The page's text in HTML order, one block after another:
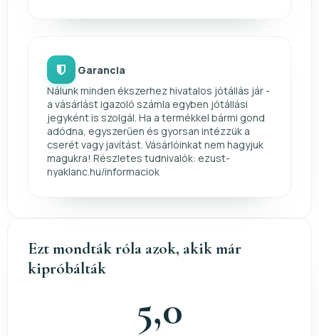
Garancia
Nálunk minden ékszerhez hivatalos jótállás jár -
a vásárlást igazoló számla egyben jótállási
jegyként is szolgál. Ha a termékkel bármi gond
adódna, egyszerűen és gyorsan intézzük a
cserét vagy javítást. Vásárlóinkat nem hagyjuk
magukra! Részletes tudnivalók: ezust-
nyaklanc.hu/informaciok
Ezt mondták róla azok, akik már
kipróbálták
5,0